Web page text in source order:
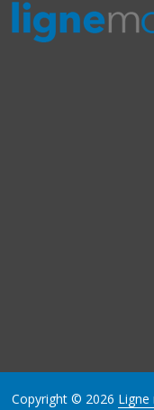
Copyright © 2026